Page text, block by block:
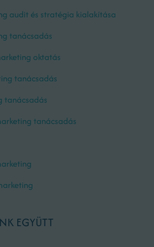
audit és stratégia kialakítása
tanácsadás
oktatás
tanácsadás
tanácsadás
tanácsadás
EGYÜTT